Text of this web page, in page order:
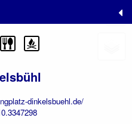
dinkelsbuehl.de/